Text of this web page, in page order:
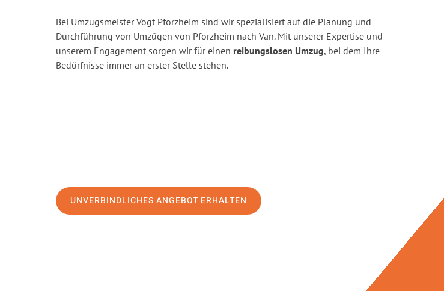
Bei Umzugsmeister Vogt Pforzheim sind wir spezialisiert auf die Planung und
Durchführung von Umzügen von Pforzheim nach Van. Mit unserer Expertise und
unserem Engagement sorgen wir für einen reibungslosen Umzug, bei dem Ihre
Bedürfnisse immer an erster Stelle stehen.
UNVERBINDLICHES ANGEBOT ERHALTEN